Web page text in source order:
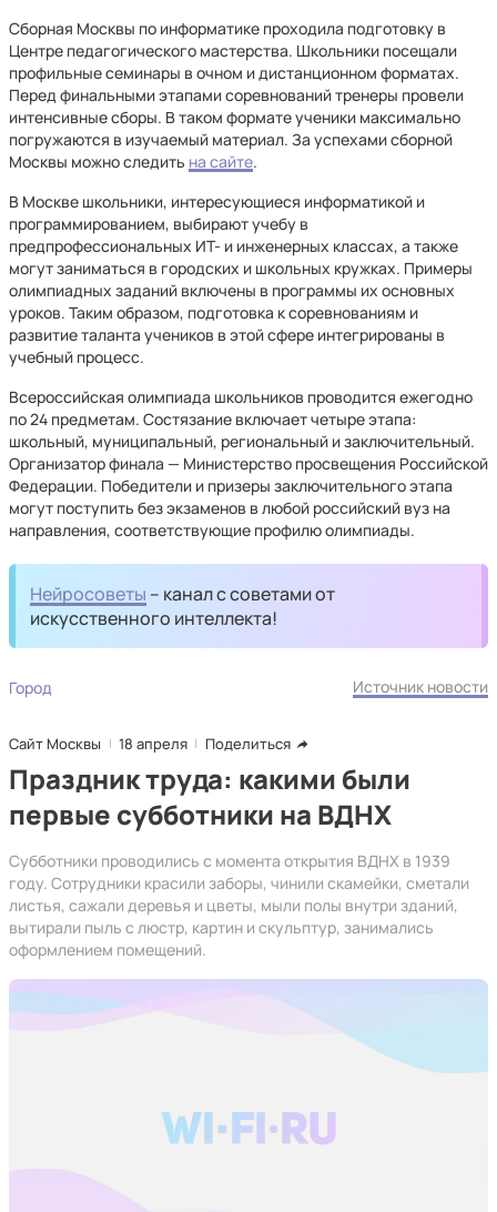
Сборная Москвы по информатике проходила подготовку в
Центре педагогического мастерства. Школьники посещали
профильные семинары в очном и дистанционном форматах.
Перед финальными этапами соревнований тренеры провели
интенсивные сборы. В таком формате ученики максимально
погружаются в изучаемый материал. За успехами сборной
Москвы можно следить на сайте.
В Москве школьники, интересующиеся информатикой и
программированием, выбирают учебу в
предпрофессиональных ИТ- и инженерных классах, а также
могут заниматься в городских и школьных кружках. Примеры
олимпиадных заданий включены в программы их основных
уроков. Таким образом, подготовка к соревнованиям и
развитие таланта учеников в этой сфере интегрированы в
учебный процесс.
Всероссийская олимпиада школьников проводится ежегодно
по 24 предметам. Состязание включает четыре этапа:
школьный, муниципальный, региональный и заключительный.
Организатор финала — Министерство просвещения Российской
Федерации. Победители и призеры заключительного этапа
могут поступить без экзаменов в любой российский вуз на
направления, соответствующие профилю олимпиады.
Нейросоветы – канал с советами от
искусственного интеллекта!
Город Источник новости
Сайт Москвы 18 апреля Поделиться
Праздник труда: какими были
первые субботники на ВДНХ
Субботники проводились с момента открытия ВДНХ в 1939
году. Сотрудники красили заборы, чинили скамейки, сметали
листья, сажали деревья и цветы, мыли полы внутри зданий,
вытирали пыль с люстр, картин и скульптур, занимались
оформлением помещений.